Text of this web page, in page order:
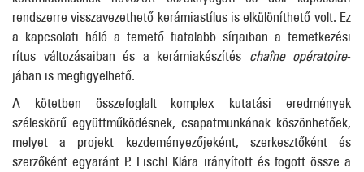
rendszerre visszavezethető kerámiastílus is elkülöníthető volt. Ez
a kapcsolati háló a temető fiatalabb sírjaiban a temetkezési
rítus változásaiban és a kerámiakészítés chaîne opératoire-
jában is megfigyelhető.
A kötetben összefoglalt komplex kutatási eredmények
széleskörű együttműködésnek, csapatmunkának köszönhetőek,
melyet a projekt kezdeményezőjeként, szerkesztőként és
szerzőként egyaránt P. Fischl Klára irányított és fogott össze a